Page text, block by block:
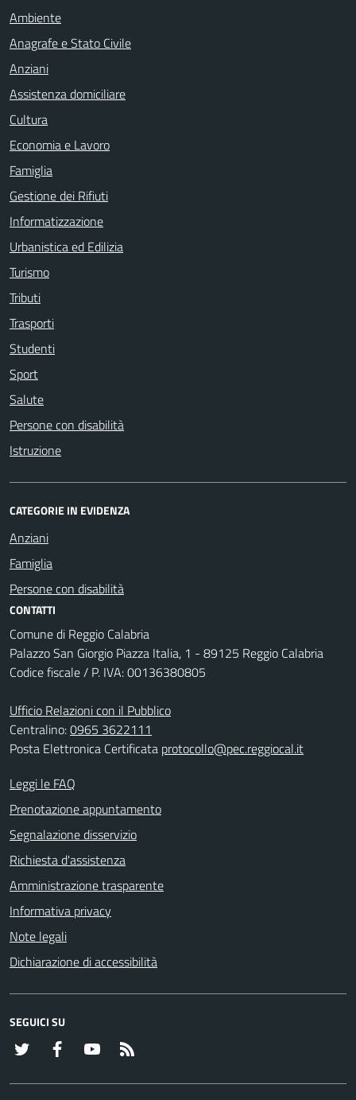
Ambiente
Anagrafe e Stato Civile
Anziani
Assistenza domiciliare
Cultura
Economia e Lavoro
Famiglia
Gestione dei Rifiuti
Informatizzazione
Urbanistica ed Edilizia
Turismo
Tributi
Trasporti
Studenti
Sport
Salute
Persone con disabilità
Istruzione
CATEGORIE IN EVIDENZA
Anziani
Famiglia
Persone con disabilità
CONTATTI
Comune di Reggio Calabria
Palazzo San Giorgio Piazza Italia, 1 - 89125 Reggio Calabria
Codice fiscale / P. IVA: 00136380805
Ufficio Relazioni con il Pubblico
Centralino:0965 3622111
Posta Elettronica Certificata protocollo@pec.reggiocal.it
Leggi le FAQ
Prenotazione appuntamento
Segnalazione disservizio
Richiesta d'assistenza
Amministrazione trasparente
Informativa privacy
Note legali
Dichiarazione di accessibilità
SEGUICI SU
Twitter Facebook YouTube